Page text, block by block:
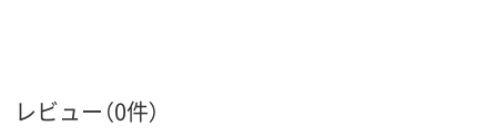
ポケット
13
レビュー（0件）